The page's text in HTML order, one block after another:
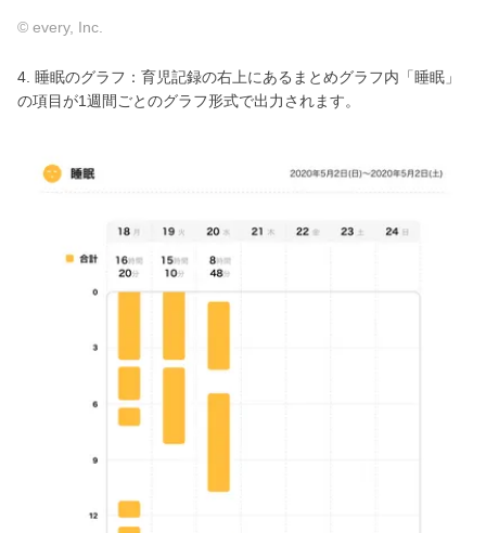
© every, Inc.
4. 睡眠のグラフ：育児記録の右上にあるまとめグラフ内「睡眠」
の項目が1週間ごとのグラフ形式で出力されます。